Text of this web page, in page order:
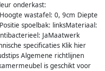
onderkast:
wastafel: 0, 9cm Diepte
spoelbak: linksMateriaal:
JaMaatwerk
specificaties Klik hier
Algemene richtlijnen
is geschikt voor